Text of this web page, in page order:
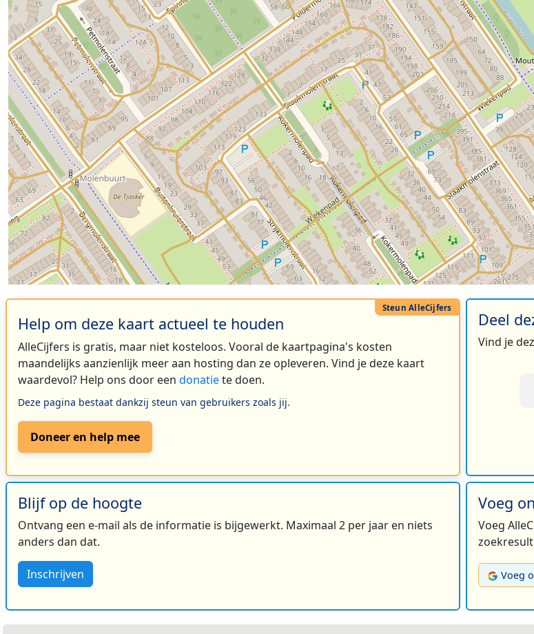
Help om deze kaart actueel te houden
AlleCijfers is gratis, maar niet kosteloos. Vooral de kaartpagina's kosten
maandelijks aanzienlijk meer aan hosting dan ze opleveren. Vind je deze kaart
waardevol? Help ons door een donatiete doen.
Deze pagina bestaat dankzij steun van gebruikers zoals jij.
Doneer en help mee
Deel
Vind je
Blijf op de hoogte
Ontvang een e-mail als de informatie is bijgewerkt. Maximaal 2 per jaar en niets
anders dan dat.
Inschrijven
Voeg
Voeg
Voeg